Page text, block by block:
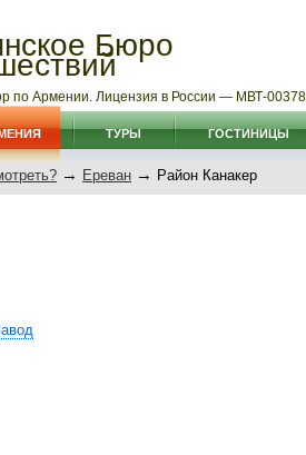
Бюро
по Армении. Лицензия в России — МВТ-
ТУРЫ ГОСТИНИЦЫ
→ Ереван → Район Канакер